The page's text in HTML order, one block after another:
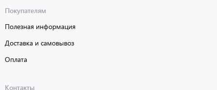
Покупателям
Полезная информация
Доставка и самовывоз
Оплата
Контакты